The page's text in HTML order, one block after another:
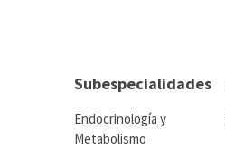
Subespecialidades
Endocrinología y
Metabolismo